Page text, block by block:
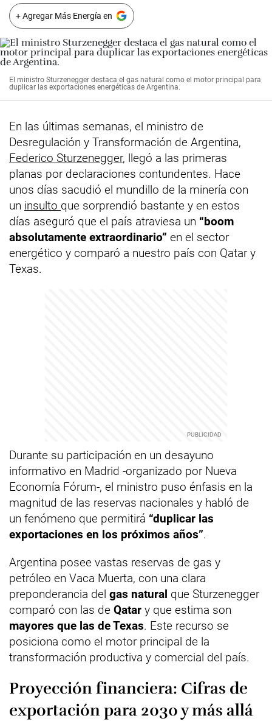
+ Agregar Más Energía en
El ministro Sturzenegger destaca el gas natural como el motor principal para
duplicar las exportaciones energéticas de Argentina.
En las últimas semanas, el ministro de
Desregulación y Transformación de Argentina,
Federico Sturzenegger, llegó a las primeras
planas por declaraciones contundentes. Hace
unos días sacudió el mundillo de la minería con
un insulto que sorprendió bastante y en estos
días aseguró que el país atraviesa un “boom
absolutamente extraordinario” en el sector
energético y comparó a nuestro país con Qatar y
Texas.
Durante su participación en un desayuno
informativo en Madrid -organizado por Nueva
Economía Fórum-, el ministro puso énfasis en la
magnitud de las reservas nacionales y habló de
un fenómeno que permitirá “duplicar las
exportaciones en los próximos años”.
Argentina posee vastas reservas de gas y
petróleo en Vaca Muerta, con una clara
preponderancia del gas natural que Sturzenegger
comparó con las de Qatar y que estima son
mayores que las de Texas. Este recurso se
posiciona como el motor principal de la
transformación productiva y comercial del país.
Proyección financiera: Cifras de
exportación para 2030 y más allá